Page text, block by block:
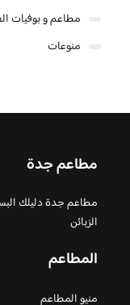
مطاعم و بوفيات
منوعات
مطاعم جدة
مطاعم جدة دليلك
الزبائن
المطاعم
منيو المطاعم